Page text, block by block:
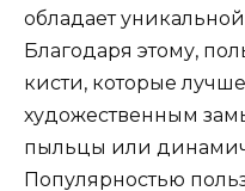
обладает
Благодаря этому,
кисти, которые
художественным
пыльцы или
Популярностью